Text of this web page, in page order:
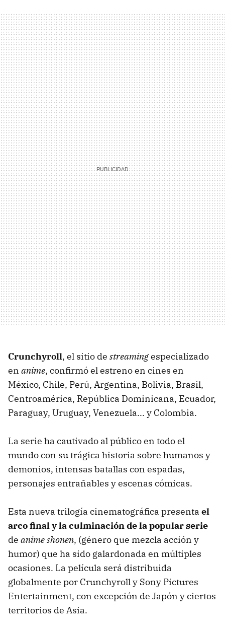
Crunchyroll, el sitio de streamingespecializado
en anime, confirmó el estreno en cines en
México, Chile, Perú, Argentina, Bolivia, Brasil,
Centroamérica, República Dominicana, Ecuador,
Paraguay, Uruguay, Venezuela... y Colombia.
La serie ha cautivado al público en todo el
mundo con su trágica historia sobre humanos y
demonios, intensas batallas con espadas,
personajes entrañables y escenas cómicas.
Esta nueva trilogía cinematográfica presenta el
arco final y la culminación de la popular serie
de animeshonen, (género que mezcla acción y
humor) que ha sido galardonada en múltiples
ocasiones. La película será distribuida
globalmente por Crunchyroll y Sony Pictures
Entertainment, con excepción de Japón y ciertos
territorios de Asia.